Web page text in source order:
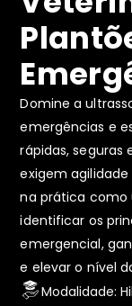
Domine a
emergências e
rápidas, seguras
exigem
na prática como
identificar os
emergencial,
e elevar o nível
Modalidade: